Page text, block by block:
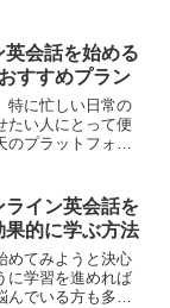
、今回はオンライ
らな...
会話を始める
すすめプラン
特に忙しい日常の
たい人にとって便
プラットフォー
ン英会話を始める
お...
イン英会話を
果的に学ぶ方法
めてみようと決心
に学習を進めれば
んでいる方も多い